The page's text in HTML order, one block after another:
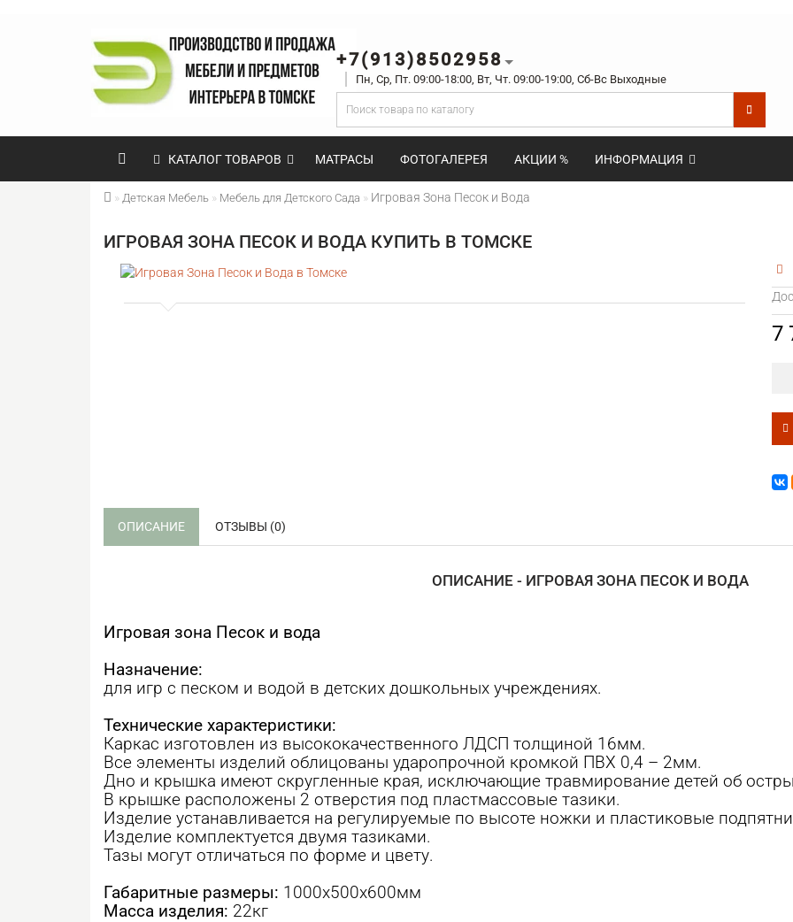
+7(913)8502958
Пн, Ср, Пт. 09:00-18:00, Вт, Чт. 09:00-19:00, Сб-Вс Выходные
КАТАЛОГ ТОВАРОВ МАТРАСЫ ФОТОГАЛЕРЕЯ АКЦИИ % ИНФОРМАЦИЯ
Детская Мебель Мебель для Детского Сада Игровая Зона Песок и Вода
ИГРОВАЯ ЗОНА ПЕСОК И ВОДА КУПИТЬ В ТОМСКЕ
7
ОПИСАНИЕ ОТЗЫВЫ (0)
ОПИСАНИЕ - ИГРОВАЯ ЗОНА ПЕСОК И ВОДА
Игровая зона Песок и вода
Назначение:
для игр с песком и водой в детских дошкольных учреждениях.
Технические характеристики:
Каркас изготовлен из высококачественного ЛДСП толщиной 16мм.
Все элементы изделий облицованы ударопрочной кромкой ПВХ 0,4 – 2мм.
Дно и крышка имеют скругленные края, исключающие травмирование детей об
В крышке расположены 2 отверстия под пластмассовые тазики.
Изделие устанавливается на регулируемые по высоте ножки и пластиковые
Изделие комплектуется двумя тазиками.
Тазы могут отличаться по форме и цвету.
Габаритные размеры: 1000х500х600мм
Масса изделия: 22кг